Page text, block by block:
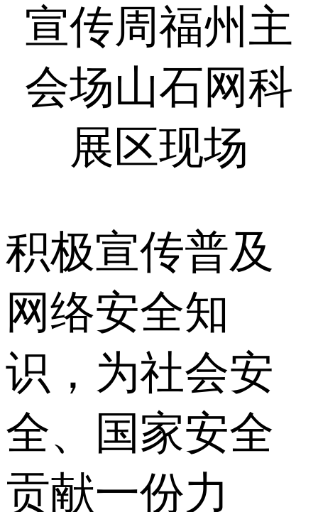
宣传周福州主
会场山石网科
展区现场
积极宣传普及
网络安全知
识，为社会安
全、国家安全
贡献一份力